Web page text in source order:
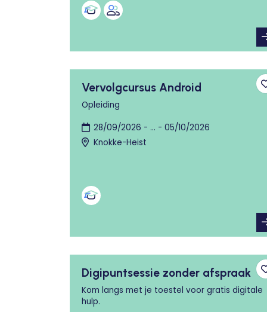
Vervolgcursus Android
Opleiding
28/09/2026 - ... - 05/10/2026
Knokke-Heist
Digipuntsessie zonder afspraak
Kom langs met je toestel voor gratis digitale
hulp.